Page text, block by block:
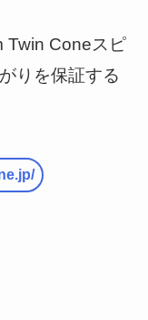
Twin Coneスピ
りを保証する